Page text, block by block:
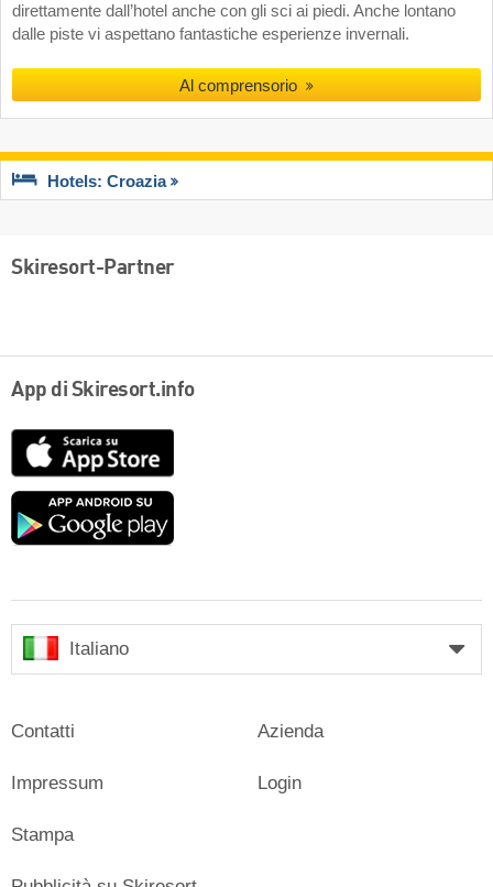
direttamente dall’hotel anche con gli sci ai piedi. Anche lontano
dalle piste vi aspettano fantastiche esperienze invernali.
Al comprensorio
Hotels: Croazia
Skiresort-Partner
App di Skiresort.info
Google
Italiano
Contatti
Impressum
Stampa
Azienda
Login